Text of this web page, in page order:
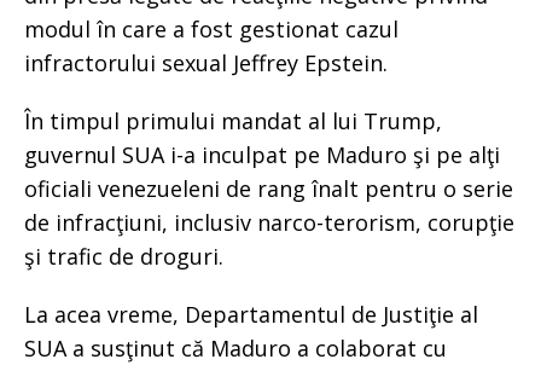
modul în care a fost gestionat cazul
infractorului sexual Jeffrey Epstein.
În timpul primului mandat al lui Trump,
guvernul SUA i-a inculpat pe Maduro şi pe alţi
oficiali venezueleni de rang înalt pentru o serie
de infracţiuni, inclusiv narco-terorism, corupţie
şi trafic de droguri.
La acea vreme, Departamentul de Justiţie al
SUA a susţinut că Maduro a colaborat cu